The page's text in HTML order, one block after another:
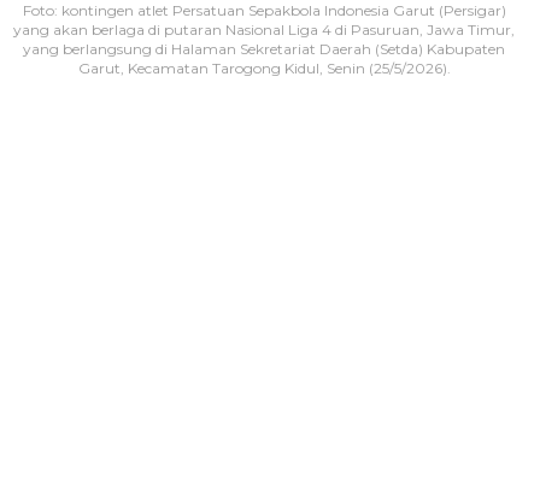
Foto: kontingen atlet Persatuan Sepakbola Indonesia Garut (Persigar)
yang akan berlaga di putaran Nasional Liga 4 di Pasuruan, Jawa Timur,
yang berlangsung di Halaman Sekretariat Daerah (Setda) Kabupaten
Garut, Kecamatan Tarogong Kidul, Senin (25/5/2026).